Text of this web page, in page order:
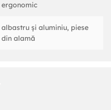
ergonomic
albastru și aluminiu, piese
din alamă